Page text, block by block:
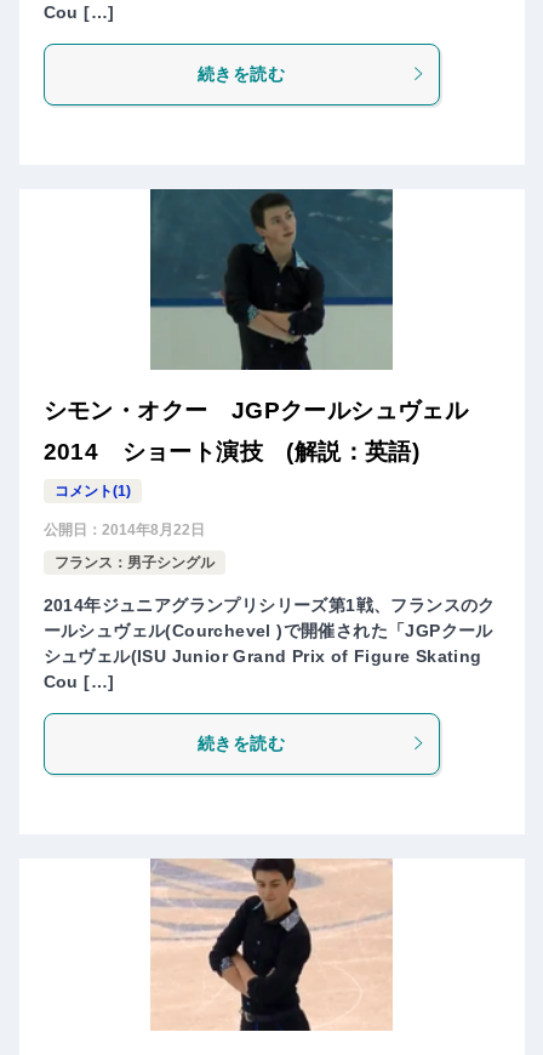
Cou […]
続きを読む
シモン・オクー JGPクールシュヴェル
2014 ショート演技 (解説：英語)
コメント(1)
公開日： 2014年8月22日
フランス：男子シングル
2014年ジュニアグランプリシリーズ第1戦、フランスのク
ールシュヴェル(Courchevel )で開催された「JGPクール
シュヴェル(ISU Junior Grand Prix of Figure Skating
Cou […]
続きを読む